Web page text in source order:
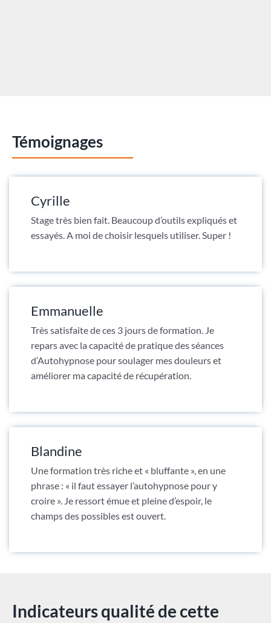
Témoignages
Cyrille
Stage très bien fait. Beaucoup d’outils expliqués et
essayés. A moi de choisir lesquels utiliser. Super !
Emmanuelle
Très satisfaite de ces 3 jours de formation. Je
repars avec la capacité de pratique des séances
d’Autohypnose pour soulager mes douleurs et
améliorer ma capacité de récupération.
Blandine
Une formation très riche et « bluffante », en une
phrase : « il faut essayer l’autohypnose pour y
croire ». Je ressort émue et pleine d’espoir, le
champs des possibles est ouvert.
Indicateurs qualité de cette